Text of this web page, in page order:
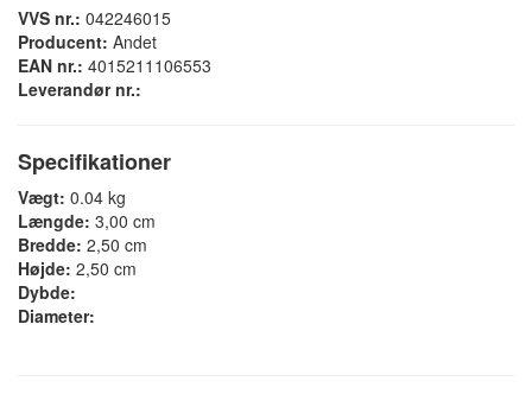
VVS nr.: 042246015
Producent: Andet
EAN nr.: 4015211106553
Leverandør nr.:
Specifikationer
Vægt: 0.04 kg
Længde: 3,00 cm
Bredde: 2,50 cm
Højde: 2,50 cm
Dybde:
Diameter: